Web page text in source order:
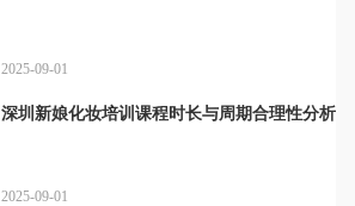
2025-09-01
深圳新娘化妆培训课程时长与周期合理性分析
2025-09-01